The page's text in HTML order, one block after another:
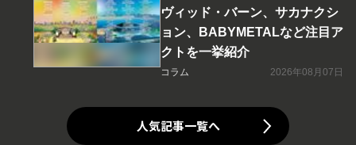
ヴィッド・バーン、サカナクシ
ョン、BABYMETALなど注目ア
クトを一挙紹介
コラム 2026年08月07日
人気記事一覧へ